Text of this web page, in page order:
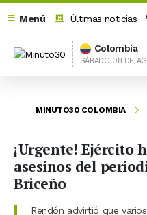
Menú
Últimas noticias
Colombia
SÁBADO 08 DE
MINUTO30 COLOMBIA
¡Urgente! Ejército
asesinos del
Briceño
Rendón advirtió que